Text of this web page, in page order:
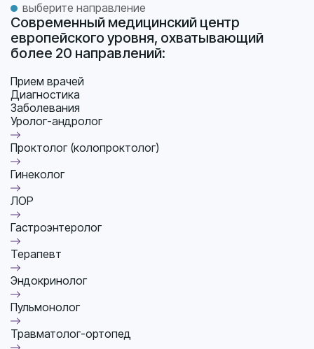
Современный медицинский центр
европейского уровня, охватывающий
более 20 направлений:
выберите направление
Прием врачей
Диагностика
Заболевания
Уролог-андролог
Проктолог (колопроктолог)
Гинеколог
ЛОР
Гастроэнтеролог
Терапевт
Эндокринолог
Пульмонолог
Травматолог-ортопед